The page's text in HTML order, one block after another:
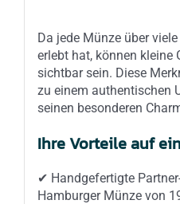
Da jede Münze über
erlebt hat, können kleine
sichtbar sein. Diese
zu einem authentischen
seinen besonderen
Ihre Vorteile auf
✔ Handgefertigte
Hamburger Münze von